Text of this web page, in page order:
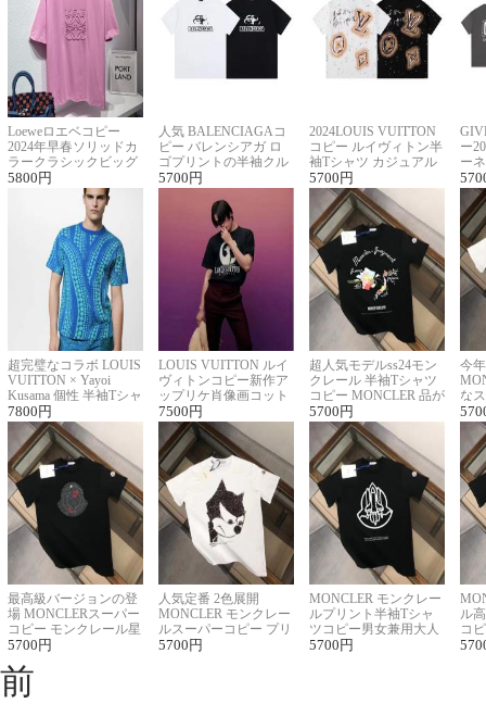
Loeweロエベコピー
2024年早春ソリッドカ
ラークラシックビッグ
ロゴ刺繍Tシャツ
5800 円
人気 BALENCIAGAコ
ピー バレンシアガ ロ
ゴプリントの半袖クル
ーネックTシャツ
5700 円
2024LOUIS VUITTON
コピー ルイヴィトン半
袖Tシャツ カジュアル
に馴染む 2色展開
5700 円
ー
ー
ー
超完璧なコラボ LOUIS
VUITTON × Yayoi
Kusama 個性 半袖Tシャ
ツコピー男女兼用
7800 円
LOUIS VUITTON ルイ
ヴィトンコピー新作ア
ップリケ肖像画コット
ンニット半袖Tシャツ
7500 円
超人気モデルss24モン
クレール 半袖Tシャツ
コピー MONCLER 品が
良く見た目
5700 円
今
な
ル
最高級バージョンの登
場 MONCLERスーパー
コピー モンクレール星
座半袖Tシャツ
5700 円
人気定番 2色展開
MONCLER モンクレー
ルスーパーコピー プリ
ント半袖Tシャツ
5700 円
MONCLER モンクレー
ルプリント半袖Tシャ
ツコピー男女兼用大人
可愛い春夏コーデ
5700 円
ル
コ
ィ
前